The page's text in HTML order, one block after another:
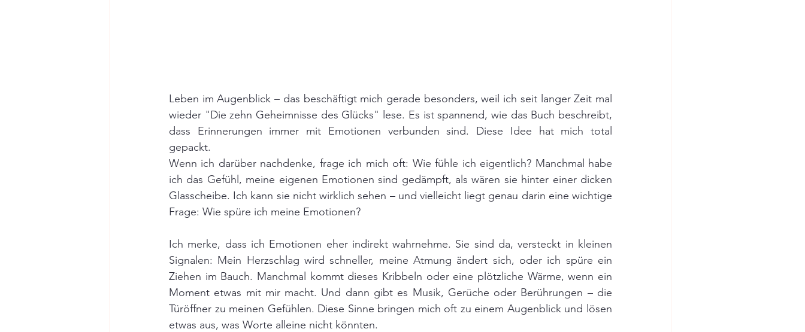
Leben im Augenblick – das beschäftigt mich gerade besonders, weil ich seit langer Zeit mal
wieder "Die zehn Geheimnisse des Glücks" lese. Es ist spannend, wie das Buch beschreibt,
dass Erinnerungen immer mit Emotionen verbunden sind. Diese Idee hat mich total
gepackt.
Wenn ich darüber nachdenke, frage ich mich oft: Wie fühle ich eigentlich? Manchmal habe
ich das Gefühl, meine eigenen Emotionen sind gedämpft, als wären sie hinter einer dicken
Glasscheibe. Ich kann sie nicht wirklich sehen – und vielleicht liegt genau darin eine wichtige
Frage: Wie spüre ich meine Emotionen?
Ich merke, dass ich Emotionen eher indirekt wahrnehme. Sie sind da, versteckt in kleinen
Signalen: Mein Herzschlag wird schneller, meine Atmung ändert sich, oder ich spüre ein
Ziehen im Bauch. Manchmal kommt dieses Kribbeln oder eine plötzliche Wärme, wenn ein
Moment etwas mit mir macht. Und dann gibt es Musik, Gerüche oder Berührungen – die
Türöffner zu meinen Gefühlen. Diese Sinne bringen mich oft zu einem Augenblick und lösen
etwas aus, was Worte alleine nicht könnten.